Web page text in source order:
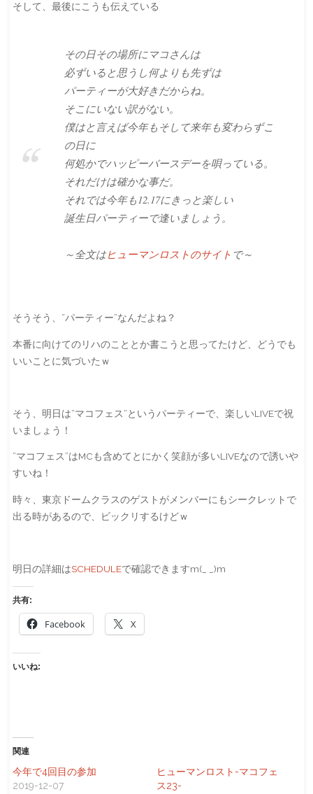
そして、最後にこうも伝えている
その日その場所にマコさんは
必ずいると思うし何よりも先ずは
パーティーが大好きだからね。
そこにいない訳がない。
僕はと言えば今年もそして来年も変わらずこ
の日に
何処かでハッピーバースデーを唄っている。
それだけは確かな事だ。
それでは今年も12.17にきっと楽しい
誕生日パーティーで逢いましょう。
～全文はヒューマンロストのサイト で～
そうそう、”パーティー”なんだよね？
本番に向けてのリハのこととか書こうと思ってたけど、どうでも
いいことに気づいたｗ
そう、明日は”マコフェス”というパーティーで、楽しいLIVEで祝
いましょう！
”マコフェス”はMCも含めてとにかく笑顔が多いLIVEなので誘いや
すいね！
時々、東京ドームクラスのゲストがメンバーにもシークレットで
出る時があるので、ビックリするけどｗ
明日の詳細はSCHEDULEで確認できますm(_ _)m
共有:
Facebook X
いいね:
関連
今年で4回目の参加
2019-12-07
ヒューマンロスト-マコフェ
ス23-